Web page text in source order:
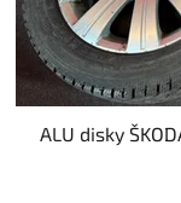
u
k
ů
ALU disky